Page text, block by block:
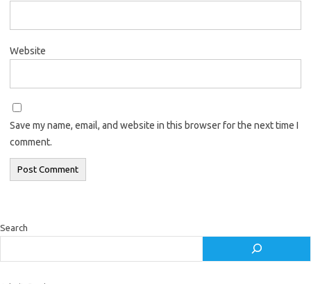
Website
Save my name, email, and website in this browser for the next time I
comment.
Search